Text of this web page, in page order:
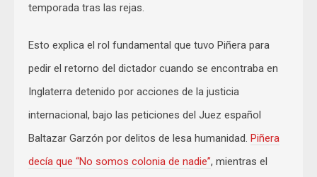
temporada tras las rejas.
Esto explica el rol fundamental que tuvo Piñera para
pedir el retorno del dictador cuando se encontraba en
Inglaterra detenido por acciones de la justicia
internacional, bajo las peticiones del Juez español
Baltazar Garzón por delitos de lesa humanidad. Piñera
decía que “No somos colonia de nadie”, mientras el